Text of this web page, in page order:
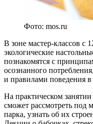
Фото: mos.ru
В зоне мастер-классов с
экологические
познакомятся с
осознанного
и правилами поведения в
На практическом
сможет рассмотреть под
парка, узнать об их